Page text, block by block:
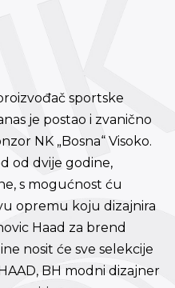
sportske
je postao i zvanično
NK „Bosna“ Visoko.
od dvije godine,
s mogućnost ću
opremu koju dizajnira
Haad za brend
nosit će sve selekcije
BH modni dizajner